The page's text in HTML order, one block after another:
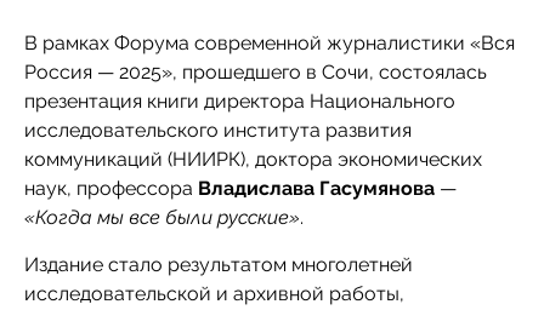
В рамках Форума современной журналистики «Вся
Россия — 2025», прошедшего в Сочи, состоялась
презентация книги директора Национального
исследовательского института развития
коммуникаций (НИИРК), доктора экономических
наук, профессора Владислава Гасумянова —
«Когда мы все были русские».
Издание стало результатом многолетней
исследовательской и архивной работы,